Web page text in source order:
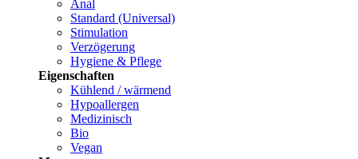
Anal
Standard (Universal)
Stimulation
Verzögerung
Hygiene & Pflege
Eigenschaften
Kühlend / wärmend
Hypoallergen
Medizinisch
Bio
Vegan